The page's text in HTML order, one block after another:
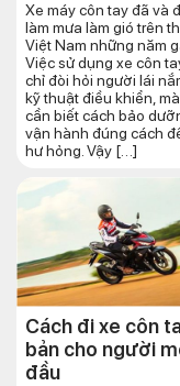
Xe máy côn tay đã và
làm mưa làm gió trên
Việt Nam những năm
Việc sử dụng xe côn
chỉ đòi hỏi người lái
kỹ thuật điều khiển,
cần biết cách bảo
vận hành đúng cách
hư hỏng. Vậy […]
Cách đi xe côn
bản cho người
đầu